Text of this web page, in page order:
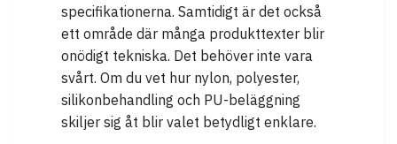
specifikationerna. Samtidigt är det också
ett område där många produkttexter blir
onödigt tekniska. Det behöver inte vara
svårt. Om du vet hur nylon, polyester,
silikonbehandling och PU-beläggning
skiljer sig åt blir valet betydligt enklare.